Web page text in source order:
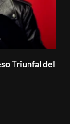
Triunfal del